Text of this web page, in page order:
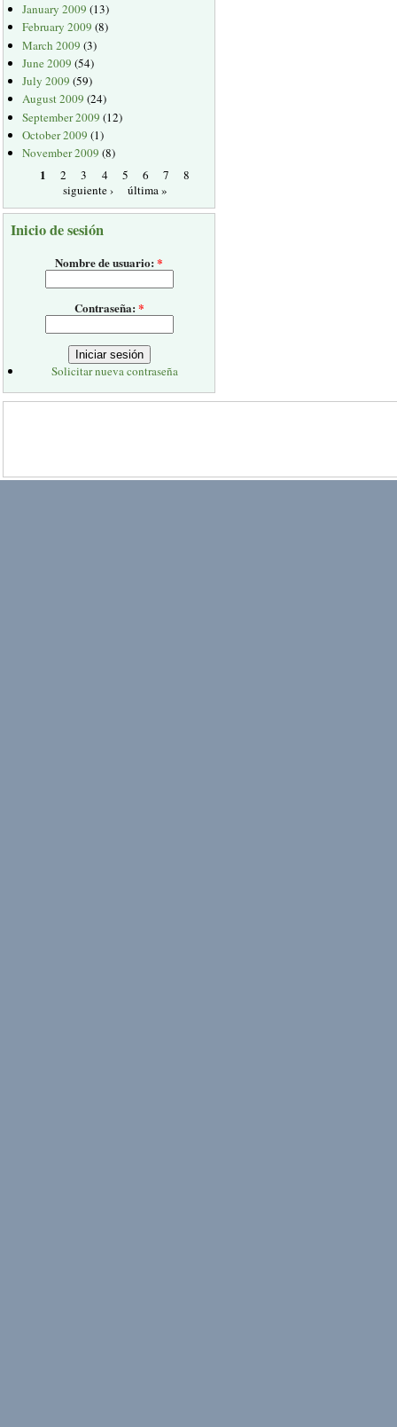
January 2009 (13)
February 2009 (8)
March 2009 (3)
June 2009 (54)
July 2009 (59)
August 2009 (24)
September 2009 (12)
October 2009 (1)
November 2009 (8)
1 2 3 4 5 6 7
8
siguiente ›
última »
Inicio de sesión
Nombre de usuario:*
Contraseña:*
Solicitar nueva contraseña